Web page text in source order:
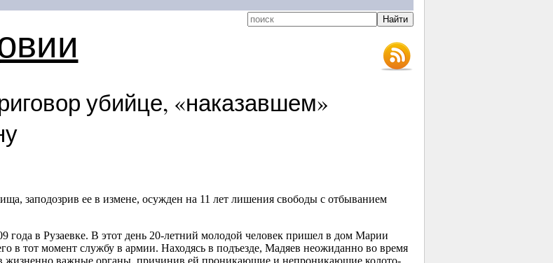
убийце, «наказавшем»
заподозрив ее в измене, осужден на 11 лет лишения свободы с отбыванием
года в Рузаевке. В этот день 20-летний молодой человек пришел в дом Марии
в тот момент службу в армии. Находясь в подъезде, Мадяев неожиданно во время
жизненно важные органы, причинив ей проникающие и непроникающие колото-